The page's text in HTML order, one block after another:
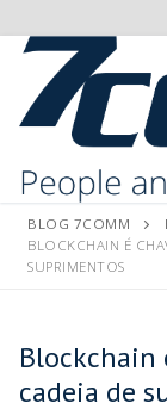
BLOG 7COMM
BLOCKCHAIN É
SUPRIMENTOS
Blockchain
cadeia de